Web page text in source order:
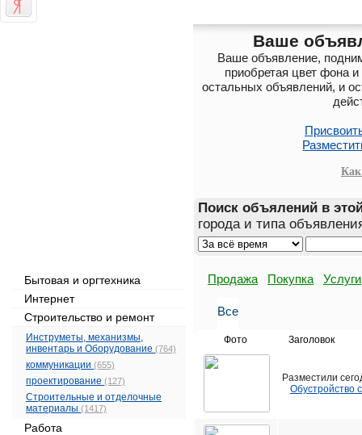
Бытовая и оргтехника
Интернет
Строительство и ремонт
Инструметы, механизмы,
инвентарь и Оборудование (764)
коммуникации (655)
проектирование (127)
Строительные и отделочные
материалы (1417)
Работа
Ваше
Ваше объявление,
приобретая цвет фона
остальных объявлений, и
Как
Поиск объялений в
города и типа
Продажа Покупка Услуги
Все
Фото Заголовок
Разместили
Обустройство